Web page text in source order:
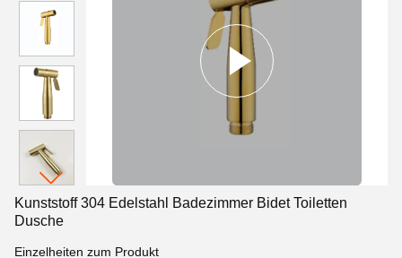
Kunststoff 304 Edelstahl Badezimmer Bidet Toiletten
Dusche
Einzelheiten zum Produkt